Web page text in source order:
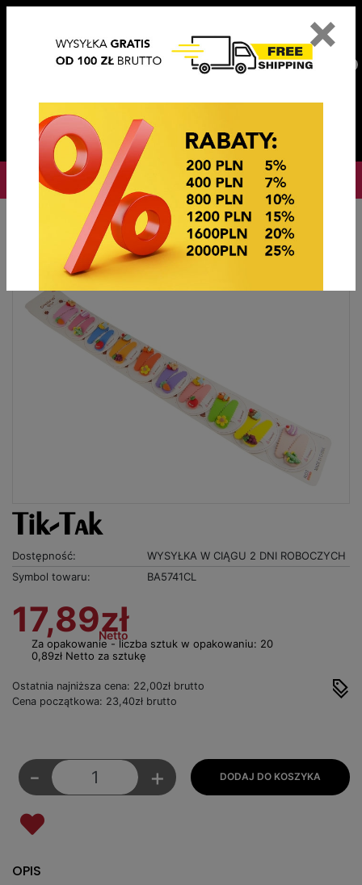
OKAZJE CENOWE! OKAZJE CENOWE!
Strona główna Ozdoby do włosów TIK TAKI Z OZDOBĄ
Tik-Tak
Dostępność:
WYSYŁKA W CIĄGU 2 DNI ROBOCZYCH
Symbol towaru:
BA5741CL
17,89zł
Netto
Za opakowanie - liczba sztuk w opakowaniu: 20
0,89zł Netto za sztukę
Ostatnia najniższa cena: 22,00zł brutto
Cena początkowa: 23,40zł brutto
- +
OPIS
×